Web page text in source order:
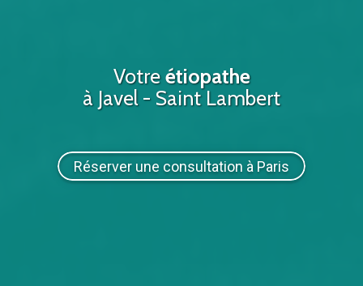
Votreétiopathe
à Javel - Saint Lambert
Réserver une consultation à Paris